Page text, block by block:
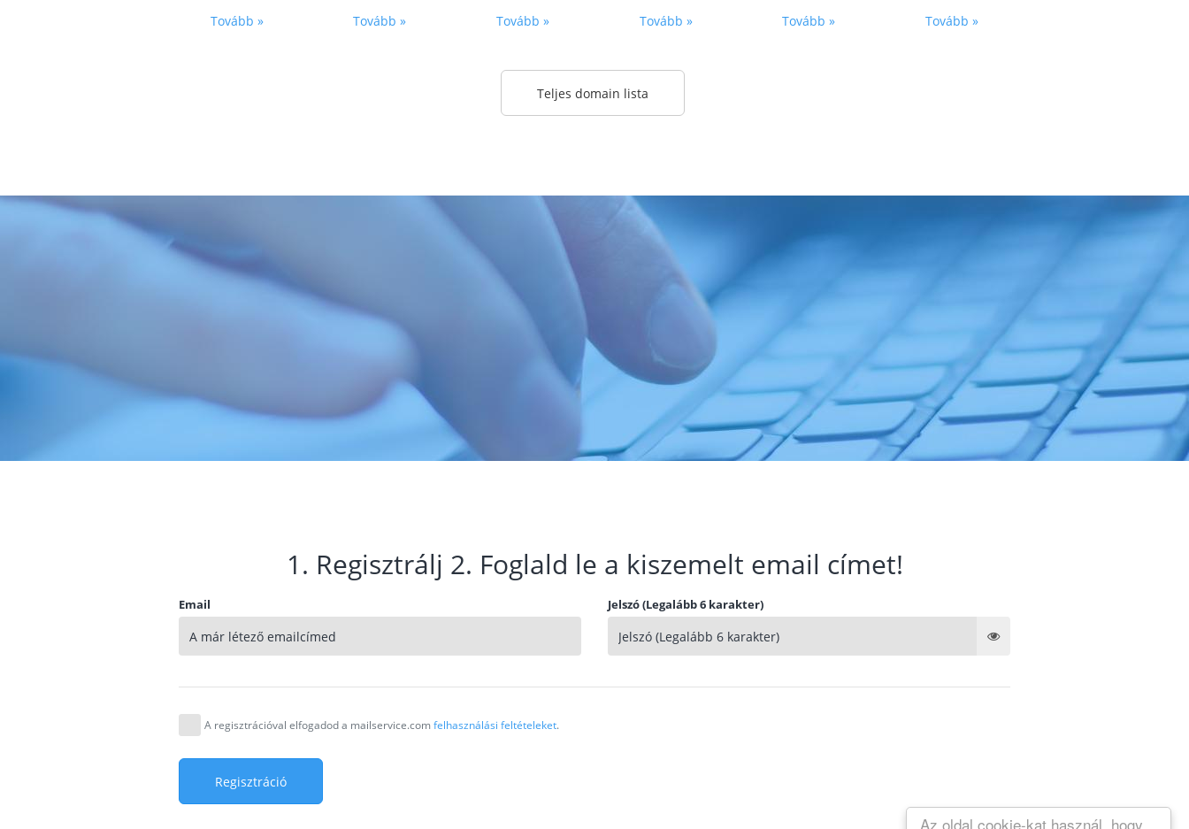
Az oldal cookie-kat használ, hogy
Tovább » Tovább » Tovább » Tovább » Tovább » Tovább »
Teljes domain lista
1. Regisztrálj 2. Foglald le a kiszemelt email címet!
Email Jelszó (Legalább 6 karakter)
A regisztrációval elfogadod a mailservice.comfelhasználási feltételeket.
Regisztráció